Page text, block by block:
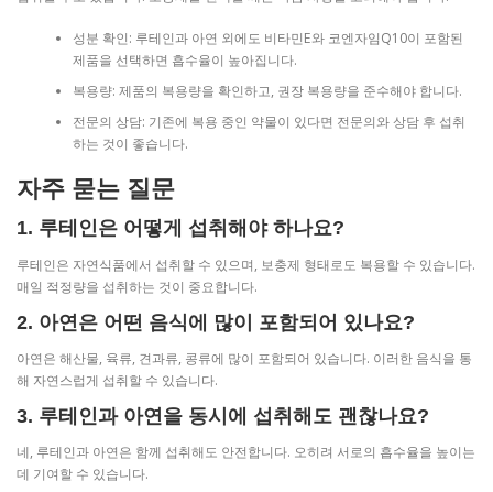
성분 확인: 루테인과 아연 외에도 비타민E와 코엔자임Q10이 포함된
제품을 선택하면 흡수율이 높아집니다.
복용량: 제품의 복용량을 확인하고, 권장 복용량을 준수해야 합니다.
전문의 상담: 기존에 복용 중인 약물이 있다면 전문의와 상담 후 섭취
하는 것이 좋습니다.
자주 묻는 질문
1. 루테인은 어떻게 섭취해야 하나요?
루테인은 자연식품에서 섭취할 수 있으며, 보충제 형태로도 복용할 수 있습니다.
매일 적정량을 섭취하는 것이 중요합니다.
2. 아연은 어떤 음식에 많이 포함되어 있나요?
아연은 해산물, 육류, 견과류, 콩류에 많이 포함되어 있습니다. 이러한 음식을 통
해 자연스럽게 섭취할 수 있습니다.
3. 루테인과 아연을 동시에 섭취해도 괜찮나요?
네, 루테인과 아연은 함께 섭취해도 안전합니다. 오히려 서로의 흡수율을 높이는
데 기여할 수 있습니다.